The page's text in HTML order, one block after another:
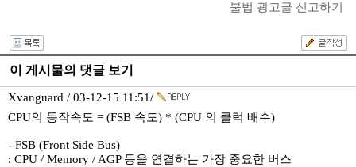
불법 광고글 신고하기
이 게시물의 댓글 보기
Xvanguard / 03-12-15 11:51/
CPU의 동작속도 = (FSB 속도) * (CPU 의 클럭 배수)
- FSB (Front Side Bus)
: CPU / Memory / AGP 등을 연결하는 가장 중요한 버스